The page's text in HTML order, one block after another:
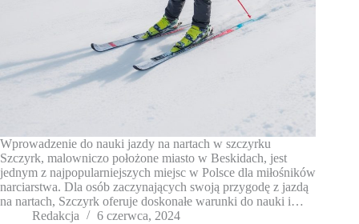
Wprowadzenie do nauki jazdy na nartach w szczyrku
Szczyrk, malowniczo położone miasto w Beskidach, jest
jednym z najpopularniejszych miejsc w Polsce dla miłośników
narciarstwa. Dla osób zaczynających swoją przygodę z jazdą
na nartach, Szczyrk oferuje doskonałe warunki do nauki i…
Redakcja
6 czerwca, 2024